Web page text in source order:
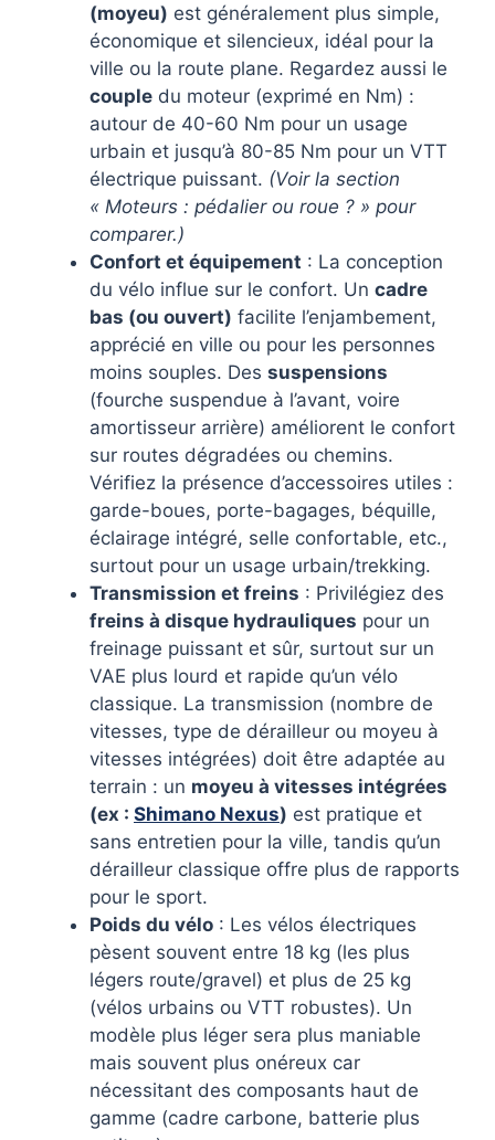
(moyeu) est généralement plus simple,
économique et silencieux, idéal pour la
ville ou la route plane. Regardez aussi le
couple du moteur (exprimé en Nm) :
autour de 40-60 Nm pour un usage
urbain et jusqu’à 80-85 Nm pour un VTT
électrique puissant. (Voir la section
« Moteurs : pédalier ou roue ? » pour
comparer.)
Confort et équipement : La conception
du vélo influe sur le confort. Un cadre
bas (ou ouvert) facilite l’enjambement,
apprécié en ville ou pour les personnes
moins souples. Des suspensions
(fourche suspendue à l’avant, voire
amortisseur arrière) améliorent le confort
sur routes dégradées ou chemins.
Vérifiez la présence d’accessoires utiles :
garde-boues, porte-bagages, béquille,
éclairage intégré, selle confortable, etc.,
surtout pour un usage urbain/trekking.
Transmission et freins : Privilégiez des
freins à disque hydrauliques pour un
freinage puissant et sûr, surtout sur un
VAE plus lourd et rapide qu’un vélo
classique. La transmission (nombre de
vitesses, type de dérailleur ou moyeu à
vitesses intégrées) doit être adaptée au
terrain : un moyeu à vitesses intégrées
(ex : Shimano Nexus) est pratique et
sans entretien pour la ville, tandis qu’un
dérailleur classique offre plus de rapports
pour le sport.
Poids du vélo : Les vélos électriques
pèsent souvent entre 18 kg (les plus
légers route/gravel) et plus de 25 kg
(vélos urbains ou VTT robustes). Un
modèle plus léger sera plus maniable
mais souvent plus onéreux car
nécessitant des composants haut de
gamme (cadre carbone, batterie plus